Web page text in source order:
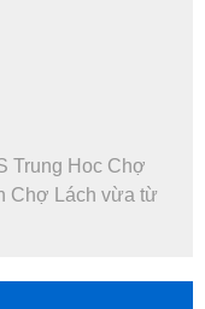
Trung Hoc Chợ
Chợ Lách vừa từ